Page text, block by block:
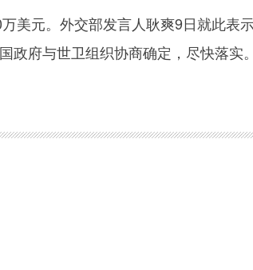
元。外交部发言人耿爽9日就此表
府与世卫组织协商确定，尽快落实